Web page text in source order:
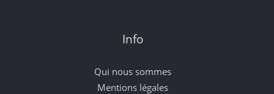
Info
Qui nous sommes
Mentions légales